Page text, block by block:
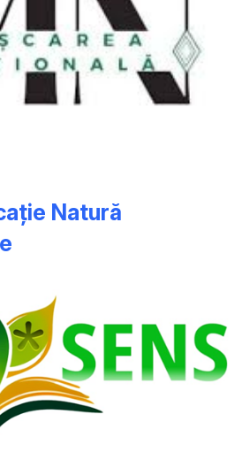
Natură